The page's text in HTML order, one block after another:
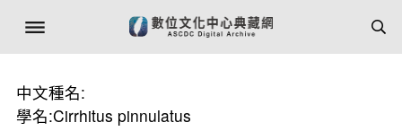
中文種名:
學名:Cirrhitus pinnulatus